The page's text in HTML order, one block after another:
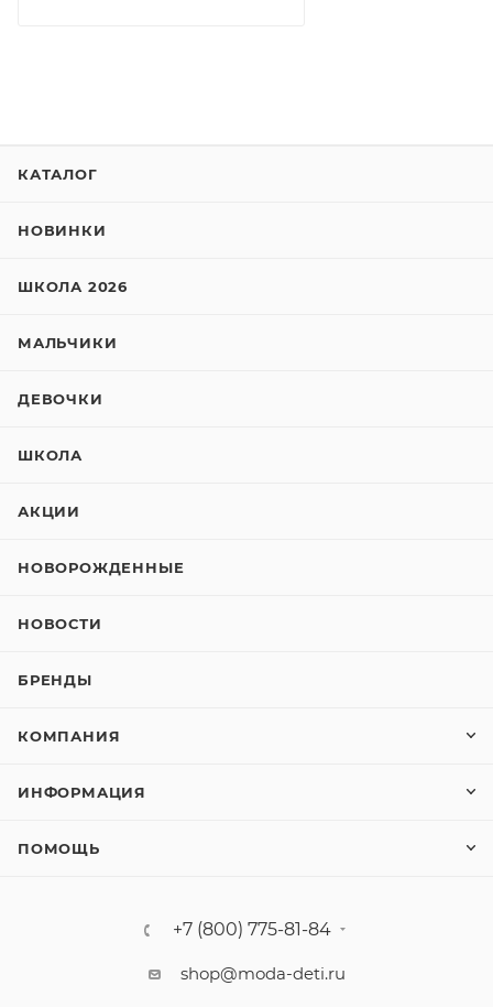
КАТАЛОГ
НОВИНКИ
ШКОЛА 2026
МАЛЬЧИКИ
ДЕВОЧКИ
ШКОЛА
АКЦИИ
НОВОРОЖДЕННЫЕ
НОВОСТИ
БРЕНДЫ
КОМПАНИЯ
ИНФОРМАЦИЯ
ПОМОЩЬ
+7 (800) 775-81-84
shop@moda-deti.ru